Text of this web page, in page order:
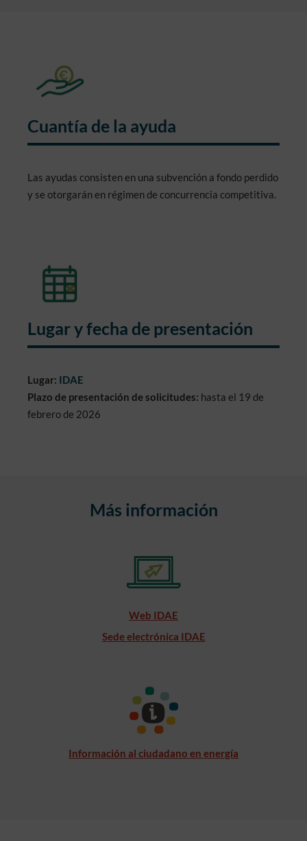
Cuantía de la ayuda
Las ayudas consisten en una subvención a fondo perdido
y se otorgarán en régimen de concurrencia competitiva.
Lugar y fecha de presentación
Lugar: IDAE
Plazo de presentación de solicitudes: hasta el 19 de
febrero de 2026
Más información
Web IDAE
Sede electrónica IDAE
Información al ciudadano en energía